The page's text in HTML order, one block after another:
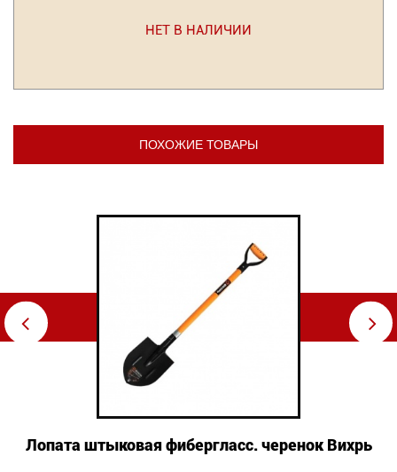
НЕТ В НАЛИЧИИ
ПОХОЖИЕ ТОВАРЫ
⇦
Лопата штыковая фибергласс. черенок Вихрь
⇨